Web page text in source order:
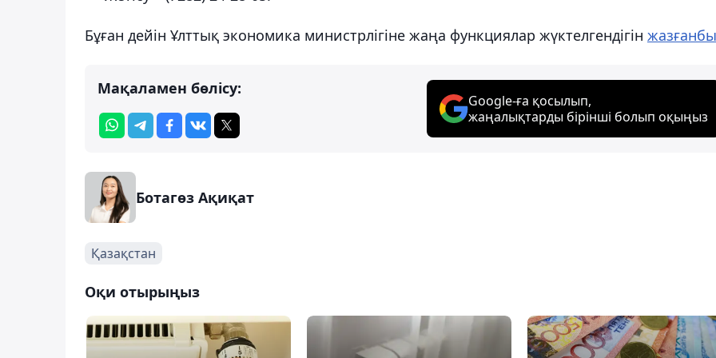
Бұған дейін Ұлттық экономика министрлігіне жаңа функциялар жүктелгендігін
Мақаламен бөлісу:
Google-ға қосылып,
жаңалықтарды бірінші болып оқыңыз
Ботагөз Ақиқат
Қазақстан
Оқи отырыңыз